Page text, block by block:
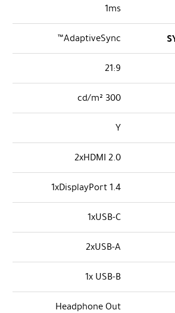
1ms
AdaptiveSync™
21:9
300 cd/m²
Y
2xHDMI 2.0
1xDisplayPort 1.4
1xUSB-C
2xUSB-A
1x USB-B
Headphone Out